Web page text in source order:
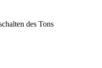
des Tons